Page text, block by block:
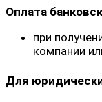
Оплата
при
компании
Для